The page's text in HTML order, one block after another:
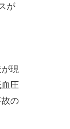
が
現
圧
の